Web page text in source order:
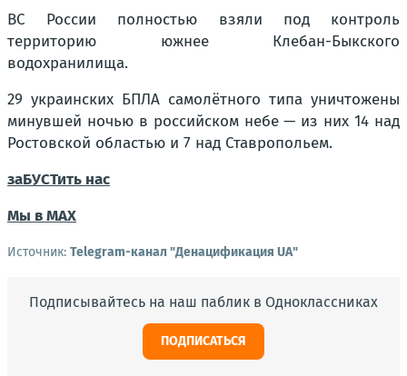
ВС России полностью взяли под контроль
территорию южнее Клебан-Быкского
водохранилища.
29 украинских БПЛА самолётного типа уничтожены
минувшей ночью в российском небе — из них 14 над
Ростовской областью и 7 над Ставропольем.
заБУСТить нас
Мы в MAX
Источник: Telegram-канал "Денацификация UA"
Подписывайтесь на наш паблик в Одноклассниках
ПОДПИСАТЬСЯ